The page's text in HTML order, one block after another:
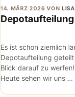
14. MÄRZ 2026 VON
Es ist schon ziemlich
Depotaufteilung
Blick darauf zu
Heute sehen wir uns …